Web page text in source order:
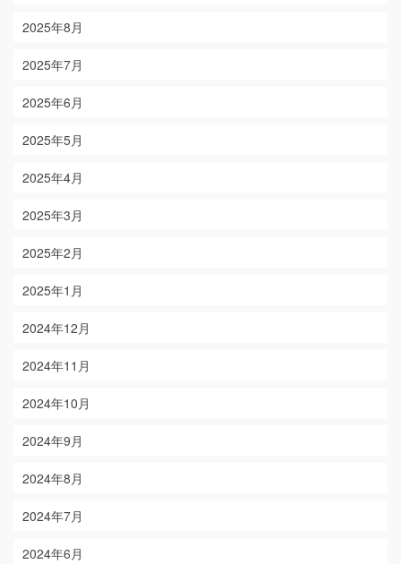
2025年8月
2025年7月
2025年6月
2025年5月
2025年4月
2025年3月
2025年2月
2025年1月
2024年12月
2024年11月
2024年10月
2024年9月
2024年8月
2024年7月
2024年6月